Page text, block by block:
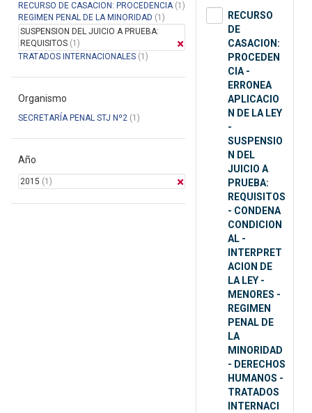
RECURSO DE CASACION: PROCEDENCIA(1)
REGIMEN PENAL DE LA MINORIDAD (1)
SUSPENSION DEL JUICIO A PRUEBA:
REQUISITOS (1)
TRATADOS INTERNACIONALES (1)
Organismo
SECRETARÍA PENAL STJ Nº2 (1)
Año
2015 (1)
RECURSO
DE
CASACION:
PROCEDEN
CIA -
ERRONEA
APLICACIO
N DE LA LEY
-
SUSPENSIO
N DEL
JUICIO A
PRUEBA:
REQUISITOS
- CONDENA
CONDICION
AL -
INTERPRET
ACION DE
LA LEY -
MENORES -
REGIMEN
PENAL DE
LA
MINORIDAD
- DERECHOS
HUMANOS -
TRATADOS
INTERNACI